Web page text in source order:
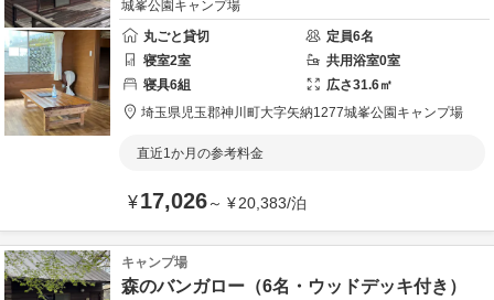
城峯公園キャンプ場
丸ごと貸切
定員6名
寝室2室 共用浴室0室
寝具6組 広さ31.6㎡
埼玉県児玉郡神川町大字矢納1277城峯公園キャンプ場
直近1か月の参考料金
¥17,026～ ¥20,383/泊
キャンプ場
森のバンガロー（6名・ウッドデッキ付き）